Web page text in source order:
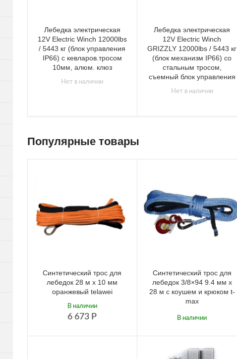
Лебедка электрическая
12V Electric Winch 12000lbs
/ 5443 кг (блок управления
IP66) с кевларов.тросом
10мм, алюм. клюз
Нет в наличии
Лебедка электрическая
12V Electric Winch
GRIZZLY 12000lbs / 5443 кг
(блок механизм IP66) со
стальным тросом,
съемный блок управления
Нет в наличии
Популярные товары
Синтетический трос для
лебедок 28 м х 10 мм
оранжевый telawei
6 673 Р
В наличии
Синтетический трос для
лебедок 3/8×94 9.4 мм x
28 м с коушем и крюком t-
max
В наличии